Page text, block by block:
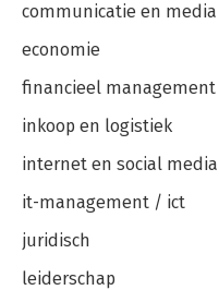
communicatie en media
economie
financieel management
inkoop en logistiek
internet en social media
it-management / ict
juridisch
leiderschap